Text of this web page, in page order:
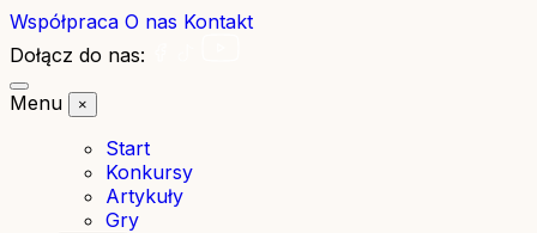
Współpraca O nas Kontakt
Dołącz do nas:
Menu
×
Start
Konkursy
Artykuły
Gry